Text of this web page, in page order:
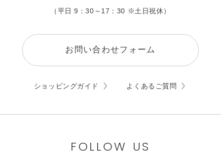
（平日 9：30～17：30 ※土日祝休）
お問い合わせフォーム
ショッピングガイド よくあるご質問
FOLLOW US